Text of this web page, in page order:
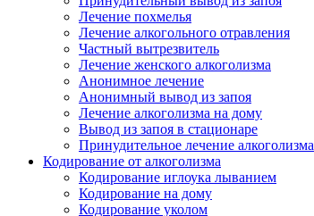
Лечение похмелья
Лечение алкогольного отравления
Частный вытрезвитель
Лечение женского алкоголизма
Анонимное лечение
Анонимный вывод из запоя
Лечение алкоголизма на дому
Вывод из запоя в стационаре
Принудительное лечение алкоголизма
Кодирование от алкоголизма
Кодирование иглоука лыванием
Кодирование на дому
Кодирование уколом